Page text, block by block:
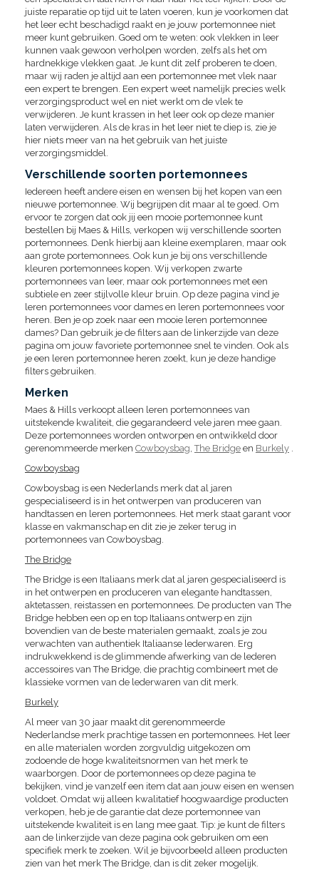
juiste reparatie op tijd uit te laten voeren, kun je voorkomen dat
het leer echt beschadigd raakt en je jouw portemonnee niet
meer kunt gebruiken. Goed om te weten: ook vlekken in leer
kunnen vaak gewoon verholpen worden, zelfs als het om
hardnekkige vlekken gaat. Je kunt dit zelf proberen te doen,
maar wij raden je altijd aan een portemonnee met vlek naar
een expert te brengen. Een expert weet namelijk precies welk
verzorgingsproduct wel en niet werkt om de vlek te
verwijderen. Je kunt krassen in het leer ook op deze manier
laten verwijderen. Als de kras in het leer niet te diep is, zie je
hier niets meer van na het gebruik van het juiste
verzorgingsmiddel.
Verschillende soorten portemonnees
Iedereen heeft andere eisen en wensen bij het kopen van een
nieuwe portemonnee. Wij begrijpen dit maar al te goed. Om
ervoor te zorgen dat ook jij een mooie portemonnee kunt
bestellen bij Maes & Hills, verkopen wij verschillende soorten
portemonnees. Denk hierbij aan kleine exemplaren, maar ook
aan grote portemonnees. Ook kun je bij ons verschillende
kleuren portemonnees kopen. Wij verkopen zwarte
portemonnees van leer, maar ook portemonnees met een
subtiele en zeer stijlvolle kleur bruin. Op deze pagina vind je
leren portemonnees voor dames en leren portemonnees voor
heren. Ben je op zoek naar een mooie leren portemonnee
dames? Dan gebruik je de filters aan de linkerzijde van deze
pagina om jouw favoriete portemonnee snel te vinden. Ook als
je een leren portemonnee heren zoekt, kun je deze handige
filters gebruiken.
Merken
Maes & Hills verkoopt alleen leren portemonnees van
uitstekende kwaliteit, die gegarandeerd vele jaren mee gaan.
Deze portemonnees worden ontworpen en ontwikkeld door
gerenommeerde merken Cowboysbag,The Bridge en Burkely .
Cowboysbag
Cowboysbag is een Nederlands merk dat al jaren
gespecialiseerd is in het ontwerpen van produceren van
handtassen en leren portemonnees. Het merk staat garant voor
klasse en vakmanschap en dit zie je zeker terug in
portemonnees van Cowboysbag.
The Bridge
The Bridge is een Italiaans merk dat al jaren gespecialiseerd is
in het ontwerpen en produceren van elegante handtassen,
aktetassen, reistassen en portemonnees. De producten van The
Bridge hebben een op en top Italiaans ontwerp en zijn
bovendien van de beste materialen gemaakt, zoals je zou
verwachten van authentiek Italiaanse lederwaren. Erg
indrukwekkend is de glimmende afwerking van de lederen
accessoires van The Bridge, die prachtig combineert met de
klassieke vormen van de lederwaren van dit merk.
Burkely
Al meer van 30 jaar maakt dit gerenommeerde
Nederlandse merk prachtige tassen en portemonnees. Het leer
en alle materialen worden zorgvuldig uitgekozen om
zodoende de hoge kwaliteitsnormen van het merk te
waarborgen. Door de portemonnees op deze pagina te
bekijken, vind je vanzelf een item dat aan jouw eisen en wensen
voldoet. Omdat wij alleen kwalitatief hoogwaardige producten
verkopen, heb je de garantie dat deze portemonnee van
uitstekende kwaliteit is en lang mee gaat. Tip: je kunt de filters
aan de linkerzijde van deze pagina ook gebruiken om een
specifiek merk te zoeken. Wil je bijvoorbeeld alleen producten
zien van het merk The Bridge, dan is dit zeker mogelijk.